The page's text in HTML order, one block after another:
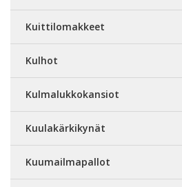
Kuittilomakkeet
Kulhot
Kulmalukkokansiot
Kuulakärkikynät
Kuumailmapallot